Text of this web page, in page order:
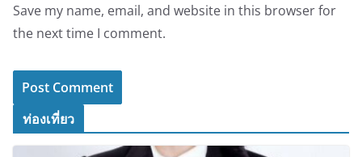
Save my name, email, and website in this browser for
the next time I comment.
ท่องเที่ยว